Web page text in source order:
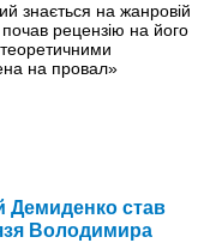
знається на жанровій
почав рецензію на його
на провал»
Демиденко став
Володимира